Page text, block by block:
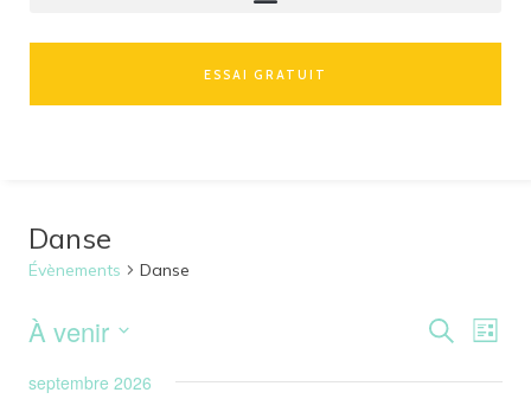
ESSAI GRATUIT
Danse
Évènements Danse
et
Recherche
de
Liste
À venir
une
septembre 2026